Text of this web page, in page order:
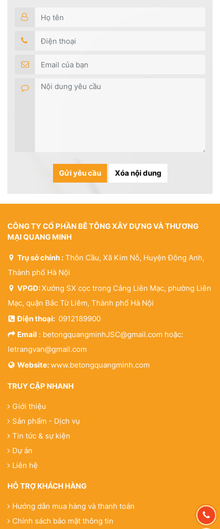
Gửi yêu cầu Xóa nội dung
CÔNG TY CỔ PHẦN BÊ TÔNG XÂY DỰNG VÀ THƯƠNG
MẠI QUANG MINH
Trụ sở chính : Thôn Cầu, Xã Kim Nỗ, Huyện Đông Anh,
Thành phố Hà Nội
VPGD:Xưởng SX cọc trong Cảng Liên Mạc, phường Liên
Mạc, quận Bắc Từ Liêm, Thành phố Hà Nội
Điện thoại: 0912189900
Email : betongquangminhJSC@gmail.com hoặc:
letrangvan@gmail.com
Website:www.betongquangminh.com
TRUY CẬP NHANH
Giới thiệu
Sản phẩm - Dịch vụ
Tin tức & sự kiện
Dự án
Liên hệ
HỖ TRỢ KHÁCH HÀNG
Hướng dẫn mua hàng và thanh toán
Chính sách bảo mật thông tin